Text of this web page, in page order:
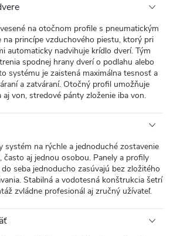
na otočnom profile s pneumatickým
princípe vzduchového piestu, ktorý pri
automaticky nadvihuje krídlo dverí. Tým
spodnej hrany dverí o podlahu alebo
systému je zaistená maximálna tesnosť a
a zatváraní. Otočný profil umožňuje
von, stredové pánty zloženie iba von.
systém na rýchle a jednoduché zostavenie
často aj jednou osobou. Panely a profily
seba jednoducho zasúvajú bez zložitého
Stabilná a vodotesná konštrukcia šetrí
zvládne profesionál aj zručný užívateľ.